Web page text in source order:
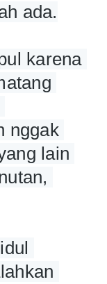
ada.
karena
nggak
lain